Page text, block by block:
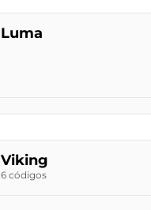
Luma
Viking
6 códigos